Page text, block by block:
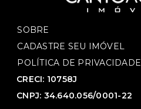
SOBRE
CADASTRE SEU IMÓVEL
POLÍTICA DE PRIVACIDADE
CRECI: 10758J
CNPJ: 34.640.056/0001-22